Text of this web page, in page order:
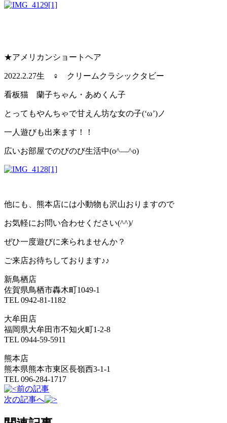
★アメリカンショートヘア
2022.2.27生 ♀ クリームクラシックタビー
看板猫 蘭子ちゃん・あめくん子
とってもやんちゃで甘えん坊な女の子(‘ω’)ノ
一人遊びも出来ます！！
広いお部屋でのびのび生活中(o^―^o)
他にも、熊本店には小動物も沢山おりますので
お気軽にお問い合わせください(^^)/
ぜひ一度遊びに来られませんか？
ご来店お待ちしております♪♪
新鳥栖店
佐賀県鳥栖市轟木町1049-1
TEL 0942-81-1182
大牟田店
福岡県大牟田市不知火町1-2-8
TEL 0944-59-5911
熊本店
熊本県熊本市東区長嶺西3-1-1
TEL 096-284-1717
前の記事
次の記事へ